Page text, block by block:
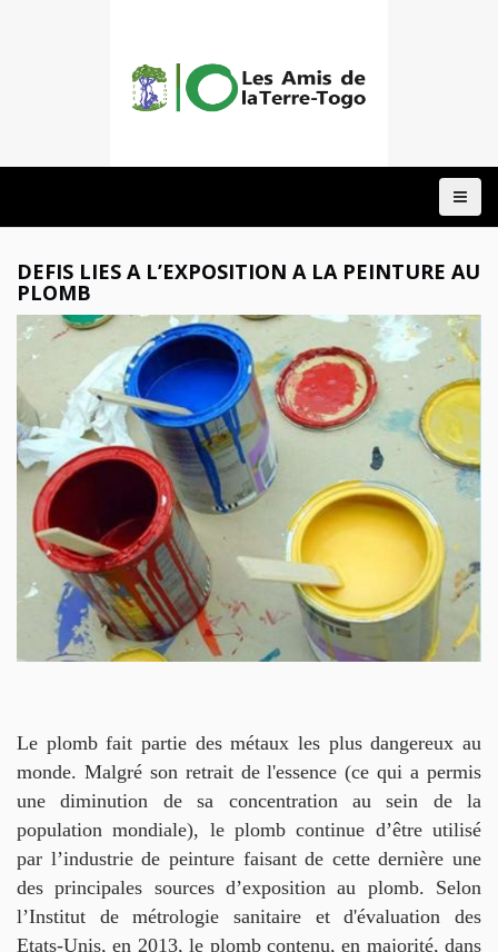
PROPOS
ACTION
DOMAINES
PROJETS
DOCUMENTS
HISTOIRES
CAMPAGNES
DEFIS LIES A L’EXPOSITION A LA PEINTURE AU
PLOMB
Le plomb fait partie des métaux les plus dangereux au
monde. Malgré son retrait de l'essence (ce qui a permis
une diminution de sa concentration au sein de la
population mondiale), le plomb continue d’être utilisé
par l’industrie de peinture faisant de cette dernière une
des principales sources d’exposition au plomb. Selon
l’Institut de métrologie sanitaire et d'évaluation des
Etats-Unis, en 2013, le plomb contenu, en majorité, dans